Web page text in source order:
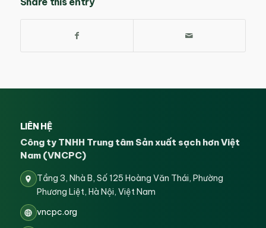
LIÊN HỆ
Công ty TNHH Trung tâm Sản xuất sạch hơn Việt
Nam (VNCPC)
Tầng 3, Nhà B, Số 125 Hoàng Văn Thái, Phường
Phương Liệt, Hà Nội, Việt Nam
vncpc.org